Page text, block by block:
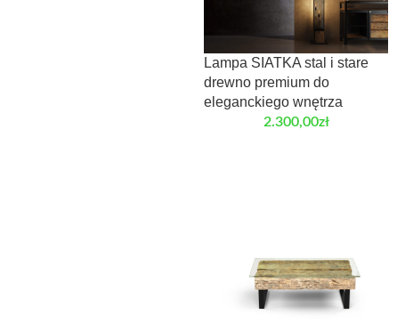
Lampa SIATKA stal i stare
drewno premium do
eleganckiego wnętrza
2.300,00zł